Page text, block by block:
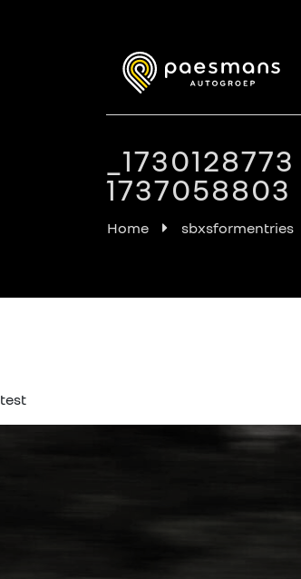
1737058803
Home sbxsformentries
test